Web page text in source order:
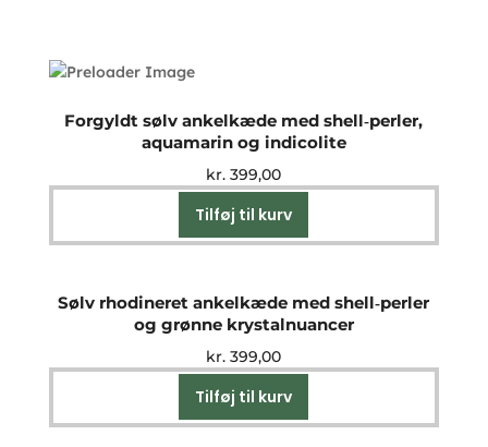
Forgyldt sølv ankelkæde med shell‑perler,
aquamarin og indicolite
kr. 399,00
Tilføj til kurv
Sølv rhodineret ankelkæde med shell‑perler
og grønne krystalnuancer
kr. 399,00
Tilføj til kurv